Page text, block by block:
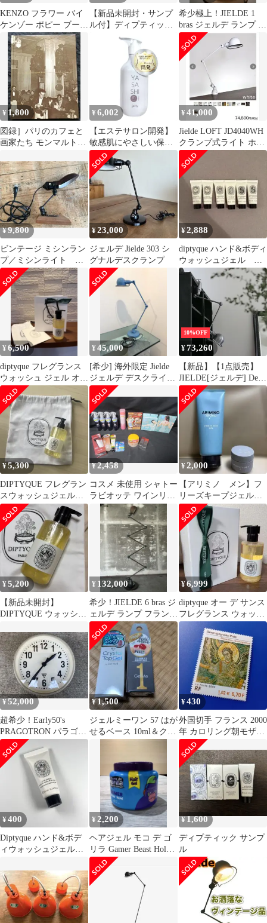
KENZO フラワー バイ
ケンゾー ポピー ブーケ
クッション
【新品未開封・サンプ
ル付】ディプティック
オルフェオンオードパ
ルファム75ml
希少極上！JIELDE 1
bras ジェルデ ランプ フ
ランス アンティーク
¥1,800
図録］パリのカフェと
画家たち モンマルトル
ル=マン..
¥ 6,002
【エステサロン開発】
敏感肌にやさしい保湿
ジェルやさしみジェリ
ー全身顔VIOボディポ
ンプ脱毛後ケア低刺激
抑毛ジェル子供デリケ
¥41,000
Jielde LOFT JD4040WH
クランプ式ライト ホワ
イト【工具付属】
¥9,800
ビンテージ ミシンラン
プ／ミシンライト ア
ンティーク レトロ イン
ダストリアル
¥23,000
ジェルデ Jielde 303 シ
グナルデスクランプ
¥2,888
diptyque ハンド&ボディ
ウォッシュジェル ク
リーム ウォッシュ
サンプル
¥6,500
diptyque フレグランス
ウォッシュ ジェル オー
デ サンス
¥45,000
[希少] 海外限定 Jielde
ジェルデ デスクライト
水色
10%OFF
¥73,260
【新品】【1点販売】
JIELDE[ジェルデ] Desk
Lamp Clamp
(BrushedSteel JD4040)
[デスクランプ クラン
プ式 ブラッシュドスチ
¥5,300
DIPTYQUE フレグラン
スウォッシュジェル
オーデサンス 200ml
¥2,458
コスメ 未使用 シャトー
ラビオッテ ワインリッ
プマットティント アミ
ュレットミスト モレモ
たまご保湿ジェル モン
¥2,000
【アリミノ メン】フ
リーズキープジェル☆
モデニカアートワック
スセット
¥5,200
【新品未開封】
DIPTYQUE ウォッシュ
付き
¥ 132,000
希少！JIELDE 6 bras ジ
ェルデ ランプ フランス
アンティーク
¥6,999
diptyque オー デ サンス
フレグランス ウォッシ
ュ ジェル 200ml
¥52,000
超希少！Early50's
PRAGOTRON パラゴト
ロン 時計 ジェルデ
¥ 1,500
ジェルミーワン 57 はが
せるベース 10ml＆クリ
¥430
外国切手 フランス 2000
年 カロリング朝モザイ
ク 天使 モザイク画 1種
¥400
Diptyque ハンド&ボデ
ィウォッシュジェルオ
¥ 2,200
ヘアジェル モコ デ ゴ
リラ Gamer Beast Hold
ヘアジェル
¥1,600
ディプティック サンプ
ル